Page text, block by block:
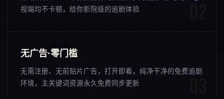
视端均不卡顿，给你影院级的追剧体验
无广告·零门槛
无需注册、无前贴片广告，打开即看，纯净干净的免费追剧
环境，主关键词资源永久免费同步更新